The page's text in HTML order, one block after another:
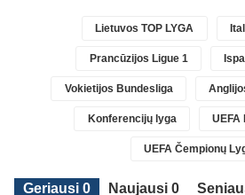
Lietuvos TOP LYGA
Prancūzijos Ligue 1
Vokietijos Bundesliga
Konferencijų lyga UEFA
UEFA Čempionų
Geriausi 0 Naujausi 0